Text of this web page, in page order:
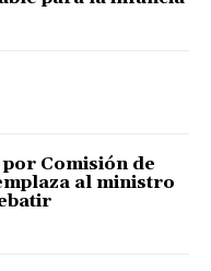
Comisión de
al ministro